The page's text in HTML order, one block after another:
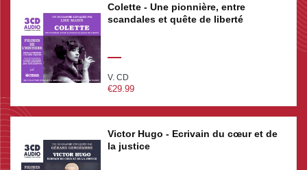
Colette - Une pionnière, entre
scandales et quête de liberté
V. CD
€29.99
Victor Hugo - Ecrivain du cœur et de
la justice